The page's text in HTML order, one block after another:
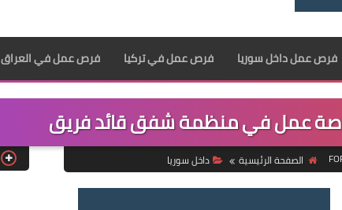
فرص عمل داخل سوريا فرص عمل في تركيا فرص عمل في العراق
عمل في منظمة شفق قائد فريق
الصفحة الرئيسية داخل سوريا